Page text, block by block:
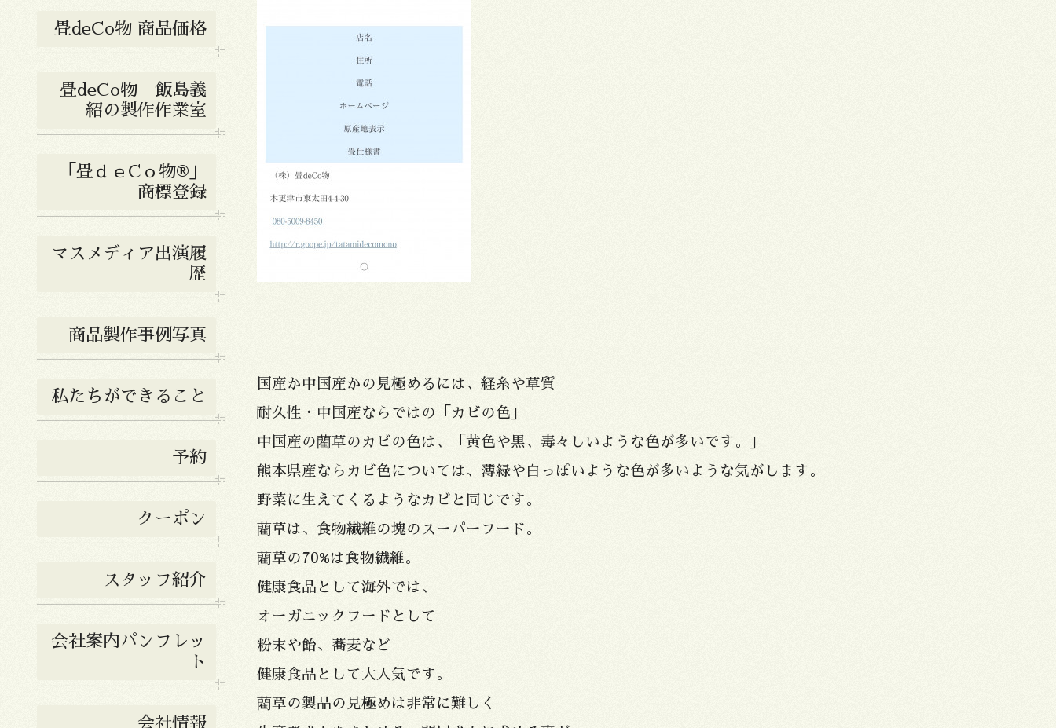
畳deCo物 商品価格
畳deCo物 飯島義
紹の製作作業室
「畳ｄｅCｏ物®︎」
商標登録
マスメディア出演履
歴
商品製作事例写真
私たちができること
予約
クーポン
スタッフ紹介
会社案内パンフレッ
ト
会社情報
国産か中国産かの見極めるには、経糸や草質
耐久性・中国産ならではの「カビの色」
中国産の藺草のカビの色は、「黄色や黒、毒々しいような色が多いです。」
熊本県産ならカビ色については、薄緑や白っぽいような色が多いような気がします。
野菜に生えてくるようなカビと同じです。
藺草は、食物繊維の塊のスーパーフード。
藺草の70%は食物繊維。
健康食品として海外では、
オーガニックフードとして
粉末や飴、蕎麦など
健康食品として大人気です。
藺草の製品の見極めは非常に難しく